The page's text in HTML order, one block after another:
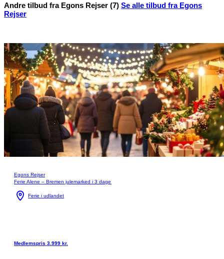
Andre tilbud fra Egons Rejser (7) Se alle tilbud fra Egons
Rejser
Egons Rejser
Ferie Alene – Bremen julemarked i 3 dage
Ferie i udlandet
Medlemspris 3.999 kr.